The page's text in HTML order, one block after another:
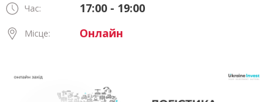
Час: 17:00 - 19:00
Місце: Онлайн